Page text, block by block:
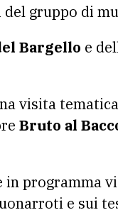
gruppo di
Bargello e
visita
Bruto al
in programma
e sui